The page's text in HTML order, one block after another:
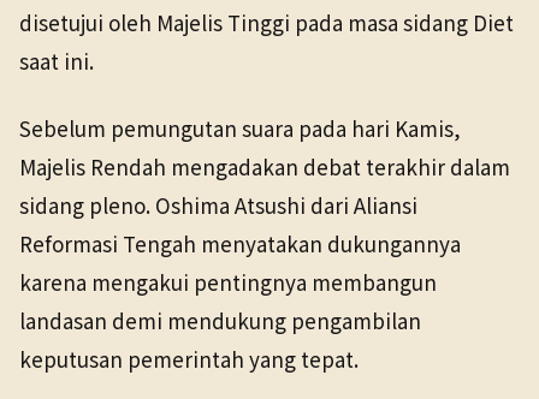
disetujui oleh Majelis Tinggi pada masa sidang Diet
saat ini.
Sebelum pemungutan suara pada hari Kamis,
Majelis Rendah mengadakan debat terakhir dalam
sidang pleno. Oshima Atsushi dari Aliansi
Reformasi Tengah menyatakan dukungannya
karena mengakui pentingnya membangun
landasan demi mendukung pengambilan
keputusan pemerintah yang tepat.